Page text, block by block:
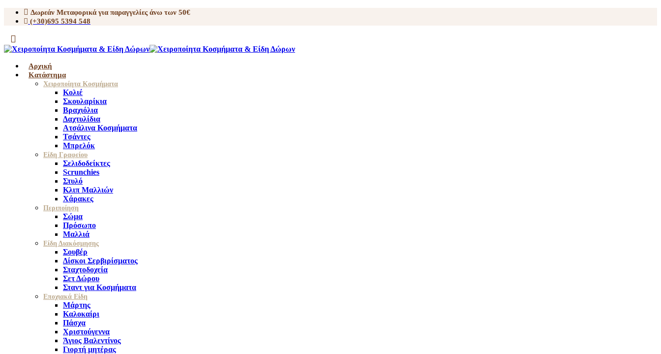
Δωρεάν Μεταφορικά για παραγγελίες άνω των 50€
(+30)695 5394 548
Αρχική
Κατάστημα
Χειροποίητα Κοσμήματα
Κολιέ
Σκουλαρίκια
Βραχιόλια
Δαχτυλίδια
Ατσάλινα Κοσμήματα
Τσάντες
Μπρελόκ
Είδη Γραφείου
Σελιδοδείκτες
Scrunchies
Στυλό
Κλιπ Μαλλιών
Χάρακες
Περιποίηση
Σώμα
Πρόσωπο
Μαλλιά
Είδη Διακόσμησης
Σουβέρ
Δίσκοι Σερβιρίσματος
Σταχτοδοχεία
Σετ Δώρου
Σταντ για Κοσμήματα
Εποχιακά Είδη
Μάρτης
Καλοκαίρι
Πάσχα
Χριστούγεννα
Άγιος Βαλεντίνος
Γιορτή μητέρας